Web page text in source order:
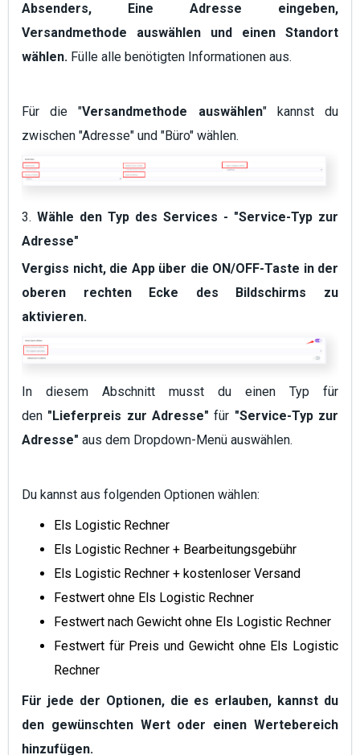
Absenders, Eine Adresse eingeben,
Versandmethode auswählen und einen Standort
wählen. Fülle alle benötigten Informationen aus.
Für die "Versandmethode auswählen" kannst du
zwischen "Adresse" und "Büro" wählen.
3. Wähle den Typ des Services - "Service-Typ zur
Adresse"
Vergiss nicht, die App über die ON/OFF-Taste in der
oberen rechten Ecke des Bildschirms zu
aktivieren.
In diesem Abschnitt musst du einen Typ für
den "Lieferpreis zur Adresse" für "Service-Typ zur
Adresse" aus dem Dropdown-Menü auswählen.
Du kannst aus folgenden Optionen wählen:
Els Logistic Rechner
Els Logistic Rechner + Bearbeitungsgebühr
Els Logistic Rechner + kostenloser Versand
Festwert ohne Els Logistic Rechner
Festwert nach Gewicht ohne Els Logistic Rechner
Festwert für Preis und Gewicht ohne Els Logistic
Rechner
Für jede der Optionen, die es erlauben, kannst du
den gewünschten Wert oder einen Wertebereich
hinzufügen.